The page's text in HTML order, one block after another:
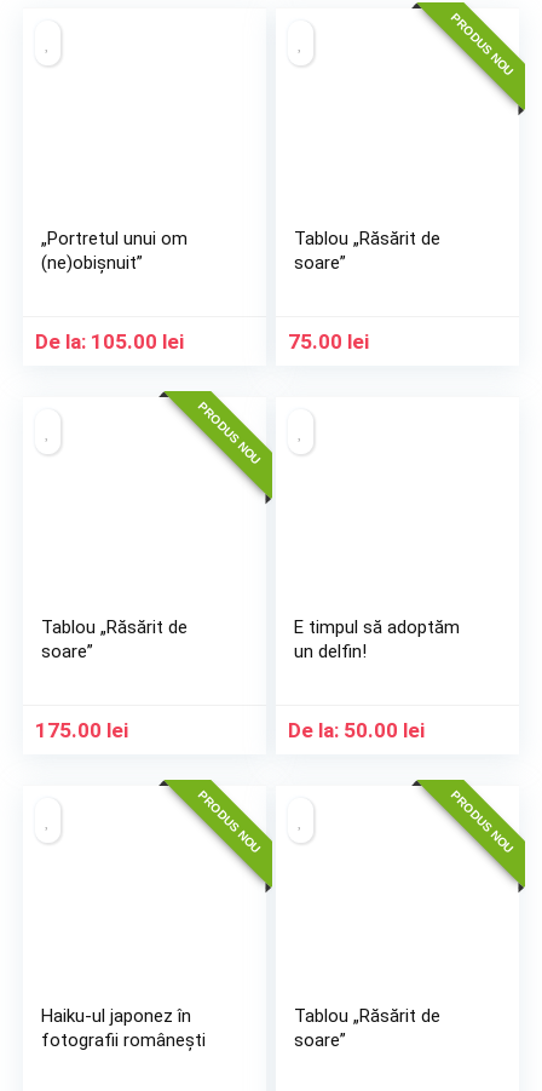
„Portretul unui om
(ne)obișnuit”
De la: 105.00 lei
PRODUS NOU
Tablou „Răsărit de
soare”
75.00 lei
PRODUS NOU
Tablou „Răsărit de
soare”
175.00 lei
E timpul să adoptăm
un delfin!
De la: 50.00 lei
PRODUS NOU
Haiku-ul japonez în
fotografii românești
PRODUS NOU
Tablou „Răsărit de
soare”